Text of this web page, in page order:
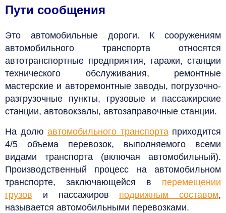
Пути сообщения
Это автомобильные дороги. К сооружениям
автомобильного транспорта относятся
автотранспортные предприятия, гаражи, станции
технического обслуживания, ремонтные
мастерские и авторемонтные заводы, погрузочно-
разгрузочные пункты, грузовые и пассажирские
станции, автовокзалы, автозаправочные станции.
На долю автомобильного транспортаприходится
4/5 объема перевозок, выполняемого всеми
видами транспорта (включая автомобильный).
Производственный процесс на автомобильном
транспорте, заключающейся в перемещении
грузов и пассажиров подвижным составом,
называется автомобильными перевозками.